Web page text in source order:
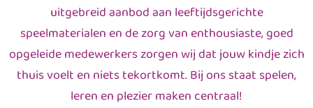
uitgebreid aanbod aan leeftijdsgerichte
speelmaterialen en de zorg van enthousiaste, goed
opgeleide medewerkers zorgen wij dat jouw kindje zich
thuis voelt en niets tekortkomt. Bij ons staat spelen,
leren en plezier maken centraal!